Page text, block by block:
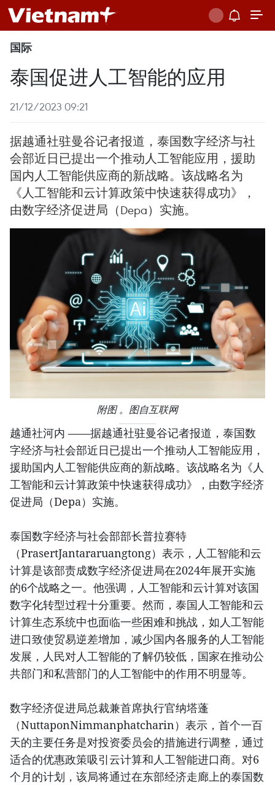
国际
泰国促进人工智能的应用
21/12/2023 09:21
据越通社驻曼谷记者报道，泰国数字经济与社
会部近日已提出一个推动人工智能应用，援助
国内人工智能供应商的新战略。该战略名为
《人工智能和云计算政策中快速获得成功》，
由数字经济促进局（Depa）实施。
附图 。图自互联网
越通社河内 ——据越通社驻曼谷记者报道，泰国数
字经济与社会部近日已提出一个推动人工智能应用，
援助国内人工智能供应商的新战略。该战略名为《人
工智能和云计算政策中快速获得成功》，由数字经济
促进局（Depa）实施。
泰国数字经济与社会部部长普拉赛特
（PrasertJantararuangtong）表示，人工智能和云
计算是该部责成数字经济促进局在2024年展开实施
的6个战略之一。他强调，人工智能和云计算对该国
数字化转型过程十分重要。然而，泰国人工智能和云
计算生态系统中也面临一些困难和挑战，如人工智能
进口致使贸易逆差增加，减少国内各服务的人工智能
发展，人民对人工智能的了解仍较低，国家在推动公
共部门和私营部门的人工智能中的作用不明显等。
数字经济促进局总裁兼首席执行官纳塔蓬
（NuttaponNimmanphatcharin）表示，首个一百
天的主要任务是对投资委员会的措施进行调整，通过
适合的优惠政策吸引云计算和人工智能进口商。对6
个月的计划，该局将通过在东部经济走廊上的泰国数